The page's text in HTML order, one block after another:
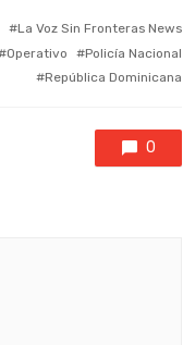
La Voz Sin Fronteras News
Operativo
Policía Nacional
República Dominicana
0